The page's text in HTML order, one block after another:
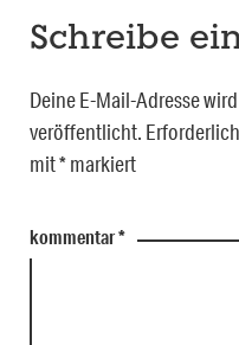
Schreibe
Deine E-Mail-Adresse
veröffentlicht.
mit*markiert
kommentar*